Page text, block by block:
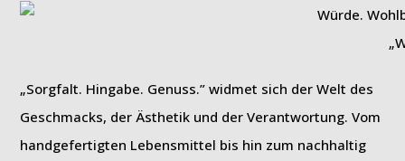
„Sorgfalt. Hingabe. Genuss.” widmet sich der Welt des
Geschmacks, der Ästhetik und der Verantwortung. Vom
handgefertigten Lebensmittel bis hin zum nachhaltig